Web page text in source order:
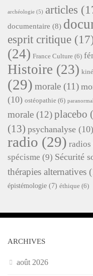
archéologie (5) articles
documentaire (8)
esprit critique
(24) France Culture (6)
Histoire (23)
(29) morale (11)
(10) ostéopathie (6) paranormal
morale (12)placebo
(13) psychanalyse (10)
radio (29) radios
spécisme (9) Sécurité
thérapies alternatives
épistémologie (7) éthique (6)
ARCHIVES
août 2026